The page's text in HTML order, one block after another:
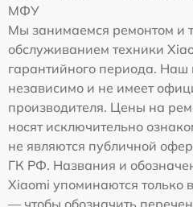
МФУ
Мы занимаемся ремонтом и
обслуживанием техники
гарантийного периода. Наш
независимо и не имеет
производителя. Цены на
носят исключительно
не являются публичной
ГК РФ. Названия и
Xiaomi упоминаются
— чтобы обозначить